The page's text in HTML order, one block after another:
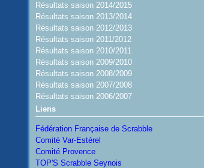
Résultats saison 2014/2015
Résultats saison 2013/2014
Résultats saison 2012/2013
Résultats saison 2011/2012
Résultats saison 2010/2011
Résultats saison 2009/2010
Résultats saison 2008/2009
Résultats saison 2007/2008
Résultats saison 2006/2007
Liens
Fédération Française de Scrabble
Comité Var-Estérel
Comité Provence
TOP'S Scrabble Seynois